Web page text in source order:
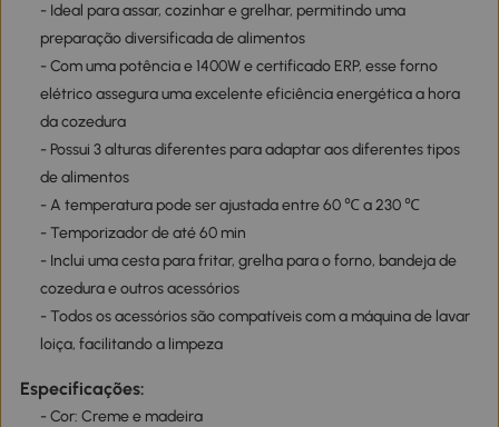
- Ideal para assar, cozinhar e grelhar, permitindo uma
preparação diversificada de alimentos
- Com uma potência e 1400W e certificado ERP, esse forno
elétrico assegura uma excelente eficiência energética a hora
da cozedura
- Possui 3 alturas diferentes para adaptar aos diferentes tipos
de alimentos
- A temperatura pode ser ajustada entre 60 ℃ a 230 ℃
- Temporizador de até 60 min
- Inclui uma cesta para fritar, grelha para o forno, bandeja de
cozedura e outros acessórios
- Todos os acessórios são compatíveis com a máquina de lavar
loiça, facilitando a limpeza
Especificações:
- Cor: Creme e madeira